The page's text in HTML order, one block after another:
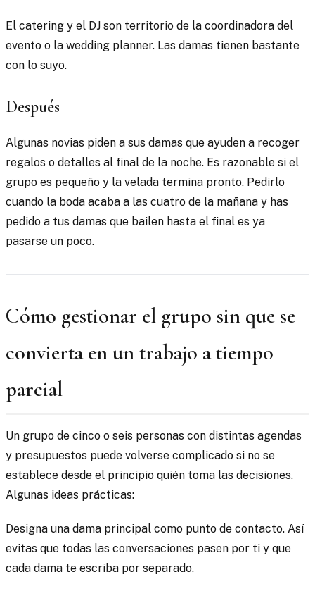
El catering y el DJ son territorio de la coordinadora del
evento o la wedding planner. Las damas tienen bastante
con lo suyo.
Después
Algunas novias piden a sus damas que ayuden a recoger
regalos o detalles al final de la noche. Es razonable si el
grupo es pequeño y la velada termina pronto. Pedirlo
cuando la boda acaba a las cuatro de la mañana y has
pedido a tus damas que bailen hasta el final es ya
pasarse un poco.
Cómo gestionar el grupo sin que se
convierta en un trabajo a tiempo
parcial
Un grupo de cinco o seis personas con distintas agendas
y presupuestos puede volverse complicado si no se
establece desde el principio quién toma las decisiones.
Algunas ideas prácticas:
Designa una dama principal como punto de contacto. Así
evitas que todas las conversaciones pasen por ti y que
cada dama te escriba por separado.